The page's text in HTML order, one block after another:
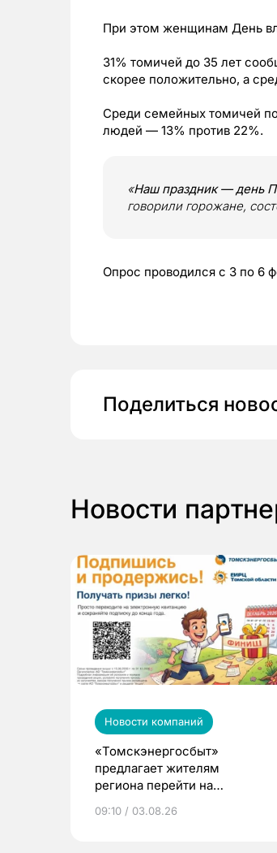
При этом женщинам День
31% томичей до 35 лет
скорее положительно, а
Среди семейных томичей
людей — 13% против 22%.
«Наш праздник — день
говорили горожане,
Опрос проводился с 3 по 6
Поделиться
Новости
Новости компаний
«Томскэнергосбыт»
предлагает жителям
региона перейти на
выиграть призы
09:10 / 03.08.26